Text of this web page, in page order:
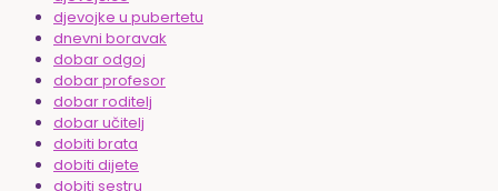
djevojke u pubertetu
dnevni boravak
dobar odgoj
dobar profesor
dobar roditelj
dobar učitelj
dobiti brata
dobiti dijete
dobiti sestru